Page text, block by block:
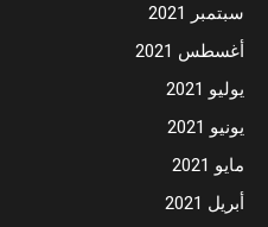
سبتمبر 2021
أغسطس 2021
يوليو 2021
يونيو 2021
مايو 2021
أبريل 2021